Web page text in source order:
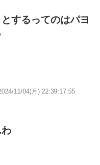
するってのはパヨ
11/04(月) 22:39:17.55